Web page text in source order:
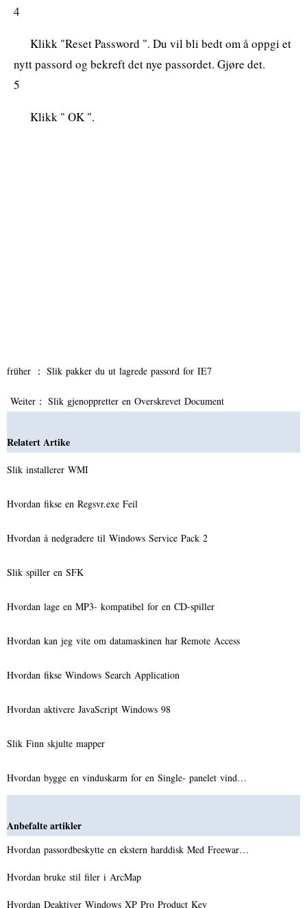
4
Klikk "Reset Password ". Du vil bli bedt om å oppgi et
nytt passord og bekreft det nye passordet. Gjøre det.
5
Klikk " OK ".
früher ： Slik pakker du ut lagrede passord for IE7
Weiter： Slik gjenoppretter en Overskrevet Document
Relatert Artike
Slik installerer WMI
Hvordan fikse en Regsvr.exe Feil
Hvordan å nedgradere til Windows Service Pack 2
Slik spiller en SFK
Hvordan lage en MP3- kompatibel for en CD-spiller
Hvordan kan jeg vite om datamaskinen har Remote Access
Hvordan fikse Windows Search Application
Hvordan aktivere JavaScript Windows 98
Slik Finn skjulte mapper
Hvordan bygge en vinduskarm for en Single- panelet vind…
Anbefalte artikler
Hvordan passordbeskytte en ekstern harddisk Med Freewar…
Hvordan bruke stil filer i ArcMap
Hvordan Deaktiver Windows XP Pro Product Key